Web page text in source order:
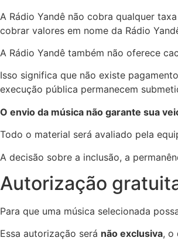
A Rádio Yandê não cobra qualquer
cobrar valores em nome da Rádio
A Rádio Yandê também não oferece
Isso significa que não existe
execução pública permanecem
O envio da música não garante sua
Todo o material será avaliado pela
A decisão sobre a inclusão, a
Autorização
Para que uma música selecionada
Essa autorização será não exclusiva, o